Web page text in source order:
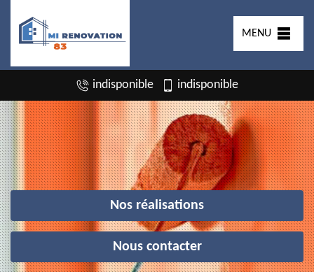
MENU
indisponible indisponible
Nos réalisations
Nous contacter